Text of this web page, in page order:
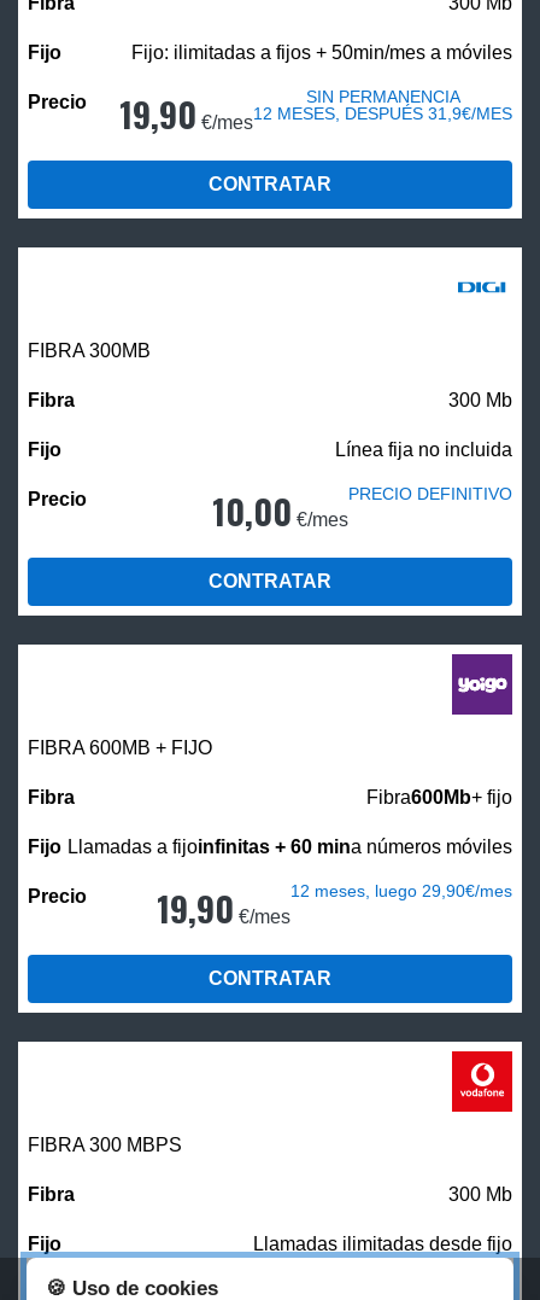
Fijo: ilimitadas a fijos + 50min/mes a móviles
19,90 €/mes
SIN PERMANENCIA
12 MESES, DESPUÉS 31,9€/MES
CONTRATAR
FIBRA 300MB
300 Mb
Línea fija no incluida
10,00 €/mes
PRECIO DEFINITIVO
CONTRATAR
FIBRA 600MB + FIJO
Fibra600Mb+ fijo
Llamadas a fijoinfinitas + 60 mina números móviles
19,90 €/mes
12 meses, luego 29,90€/mes
CONTRATAR
FIBRA 300 MBPS
300 Mb
Llamadas ilimitadas desde fijo
🍪 Uso de cookies